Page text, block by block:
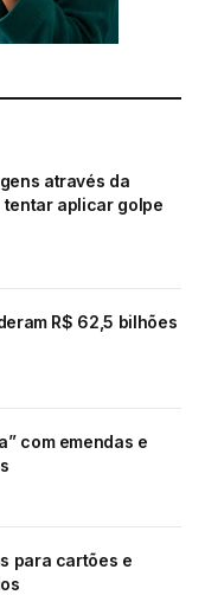
através da
aplicar golpe
R$ 62,5 bilhões
com emendas e
para cartões e